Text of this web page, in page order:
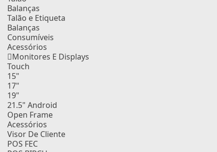
Balanças
Talão e Etiqueta
Balanças
Consumíveis
Acessórios
Monitores E Displays
Touch
15"
17"
19"
21.5" Android
Open Frame
Acessórios
Visor De Cliente
POS FEC